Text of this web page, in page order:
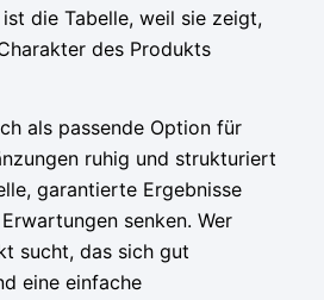
die Tabelle, weil sie zeigt,
des Produkts
als passende Option für
ruhig und strukturiert
garantierte Ergebnisse
senken. Wer
sucht, das sich gut
eine einfache